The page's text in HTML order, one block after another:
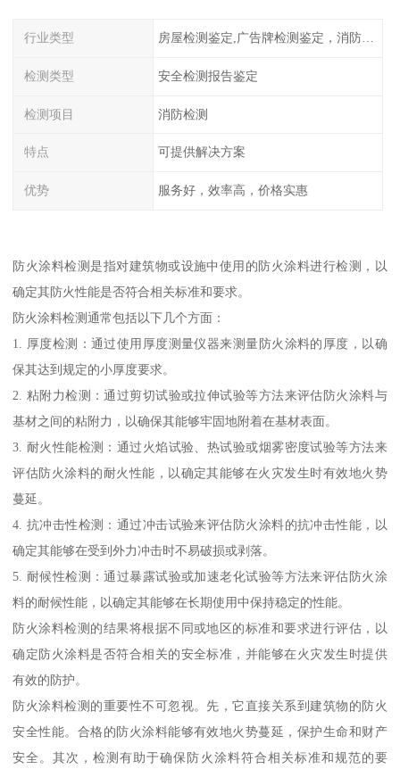
行业类型 房屋检测鉴定,广告牌检测鉴定，消防检测
检测类型 安全检测报告鉴定
检测项目 消防检测
特点 可提供解决方案
优势 服务好，效率高，价格实惠
防火涂料检测是指对建筑物或设施中使用的防火涂料进行检测，以
确定其防火性能是否符合相关标准和要求。
防火涂料检测通常包括以下几个方面：
1. 厚度检测：通过使用厚度测量仪器来测量防火涂料的厚度，以确
保其达到规定的小厚度要求。
2. 粘附力检测：通过剪切试验或拉伸试验等方法来评估防火涂料与
基材之间的粘附力，以确保其能够牢固地附着在基材表面。
3. 耐火性能检测：通过火焰试验、热试验或烟雾密度试验等方法来
评估防火涂料的耐火性能，以确定其能够在火灾发生时有效地火势
蔓延。
4. 抗冲击性检测：通过冲击试验来评估防火涂料的抗冲击性能，以
确定其能够在受到外力冲击时不易破损或剥落。
5. 耐候性检测：通过暴露试验或加速老化试验等方法来评估防火涂
料的耐候性能，以确定其能够在长期使用中保持稳定的性能。
防火涂料检测的结果将根据不同或地区的标准和要求进行评估，以
确定防火涂料是否符合相关的安全标准，并能够在火灾发生时提供
有效的防护。
防火涂料检测的重要性不可忽视。先，它直接关系到建筑物的防火
安全性能。合格的防火涂料能够有效地火势蔓延，保护生命和财产
安全。其次，检测有助于确保防火涂料符合相关标准和规范的要